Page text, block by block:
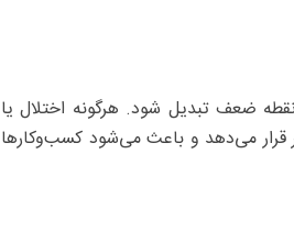
ضعف تبدیل شود. هرگونه اختلال یا
قرار می‌دهد و باعث می‌شود کسب‌وکارها